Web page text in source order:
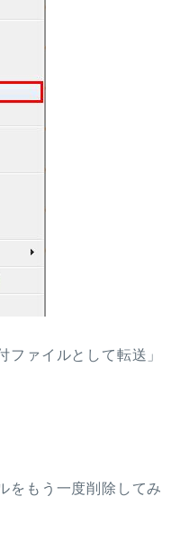
ファイルとして転送」
をもう一度削除してみ